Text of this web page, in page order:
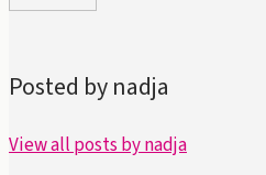
Posted by nadja
View all posts by nadja